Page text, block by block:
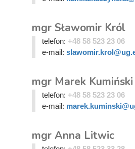
mgr Sławomir Król
telefon: +48 58 523 23 06
e-mail:
mgr Marek Kumiński
telefon: +48 58 523 23 06
e-mail:
mgr Anna Litwic